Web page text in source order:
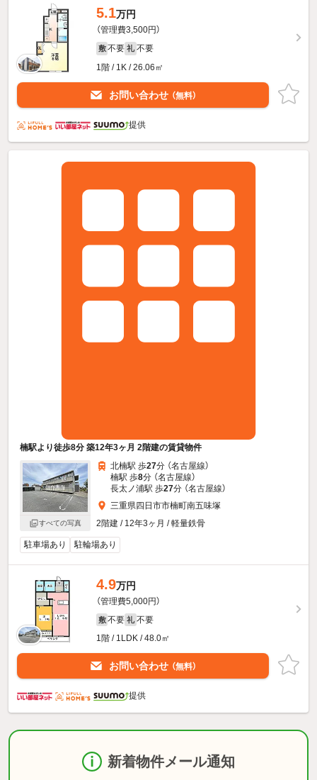
5.1万円
（管理費3,500円）
敷 不要 礼 不要
1階 / 1K / 26.06㎡
お問い合わせ （無料）
提供
楠駅より徒歩8分 築12年3ヶ月 2階建の賃貸物件
すべての写真
北楠駅 歩27分 （名古屋線）
楠駅 歩8分 （名古屋線）
長太ノ浦駅 歩27分 （名古屋線）
三重県四日市市楠町南五味塚
2階建 / 12年3ヶ月 / 軽量鉄骨
駐車場あり 駐輪場あり
4.9万円
（管理費5,000円）
敷 不要 礼 不要
1階 / 1LDK / 48.0㎡
お問い合わせ （無料）
提供
新着物件メール通知